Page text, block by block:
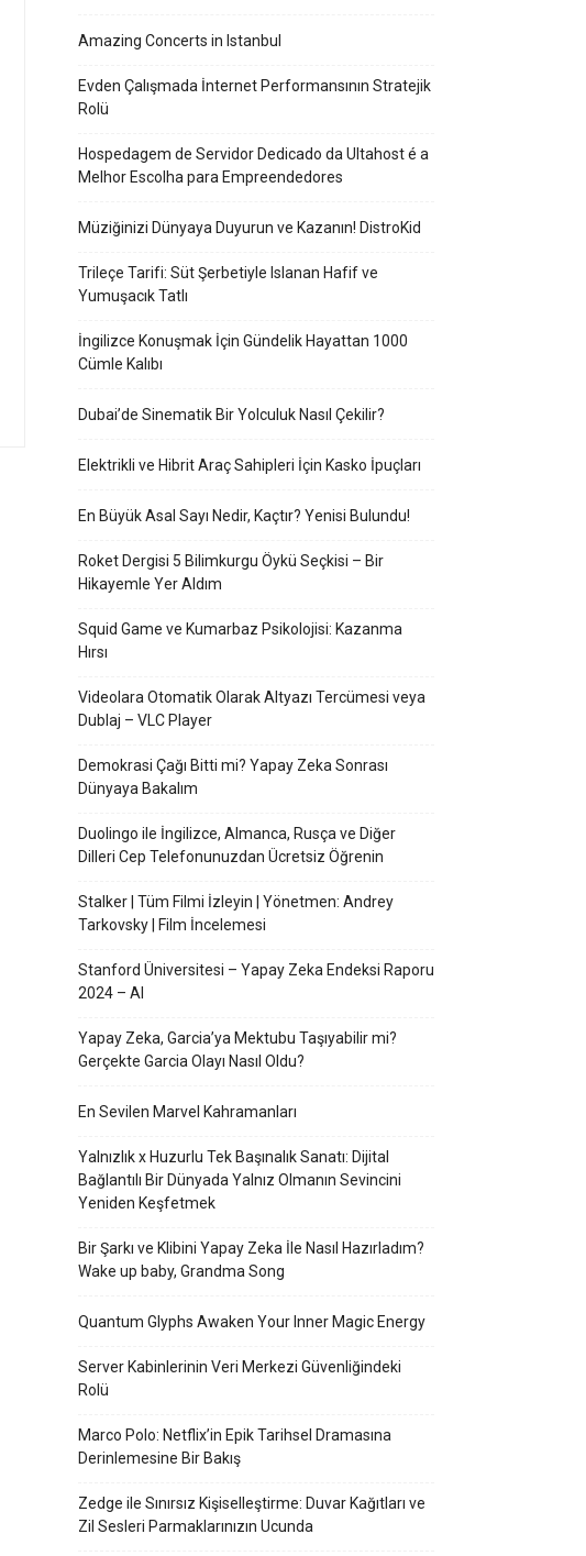
Amazing Concerts in Istanbul
Evden Çalışmada İnternet Performansının Stratejik
Rolü
Hospedagem de Servidor Dedicado da Ultahost é a
Melhor Escolha para Empreendedores
Müziğinizi Dünyaya Duyurun ve Kazanın! DistroKid
Trileçe Tarifi: Süt Şerbetiyle Islanan Hafif ve
Yumuşacık Tatlı
İngilizce Konuşmak İçin Gündelik Hayattan 1000
Cümle Kalıbı
Dubai’de Sinematik Bir Yolculuk Nasıl Çekilir?
Elektrikli ve Hibrit Araç Sahipleri İçin Kasko İpuçları
En Büyük Asal Sayı Nedir, Kaçtır? Yenisi Bulundu!
Roket Dergisi 5 Bilimkurgu Öykü Seçkisi – Bir
Hikayemle Yer Aldım
Squid Game ve Kumarbaz Psikolojisi: Kazanma
Hırsı
Videolara Otomatik Olarak Altyazı Tercümesi veya
Dublaj – VLC Player
Demokrasi Çağı Bitti mi? Yapay Zeka Sonrası
Dünyaya Bakalım
Duolingo ile İngilizce, Almanca, Rusça ve Diğer
Dilleri Cep Telefonunuzdan Ücretsiz Öğrenin
Stalker | Tüm Filmi İzleyin | Yönetmen: Andrey
Tarkovsky | Film İncelemesi
Stanford Üniversitesi – Yapay Zeka Endeksi Raporu
2024 – AI
Yapay Zeka, Garcia’ya Mektubu Taşıyabilir mi?
Gerçekte Garcia Olayı Nasıl Oldu?
En Sevilen Marvel Kahramanları
Yalnızlık x Huzurlu Tek Başınalık Sanatı: Dijital
Bağlantılı Bir Dünyada Yalnız Olmanın Sevincini
Yeniden Keşfetmek
Bir Şarkı ve Klibini Yapay Zeka İle Nasıl Hazırladım?
Wake up baby, Grandma Song
Quantum Glyphs Awaken Your Inner Magic Energy
Server Kabinlerinin Veri Merkezi Güvenliğindeki
Rolü
Marco Polo: Netflix’in Epik Tarihsel Dramasına
Derinlemesine Bir Bakış
Zedge ile Sınırsız Kişiselleştirme: Duvar Kağıtları ve
Zil Sesleri Parmaklarınızın Ucunda